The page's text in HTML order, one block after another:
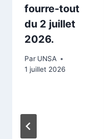
fourre-tout
du 2 juillet
2026.
Par UNSA
1 juillet 2026